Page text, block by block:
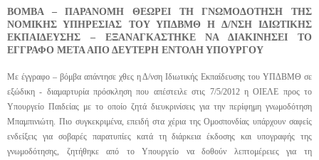
ΒΟΜΒΑ – ΠΑΡΑΝΟΜΗ ΘΕΩΡΕΙ ΤΗ ΓΝΩΜΟΔΟΤΗΣΗ ΤΗΣ
ΝΟΜΙΚΗΣ ΥΠΗΡΕΣΙΑΣ ΤΟΥ ΥΠΔΒΜΘ Η Δ/ΝΣΗ ΙΔΙΩΤΙΚΗΣ
ΕΚΠΑΙΔΕΥΣΗΣ – ΕΞΑΝΑΓΚΑΣΤΗΚΕ ΝΑ ΔΙΑΚΙΝΗΣΕΙ ΤΟ
ΕΓΓΡΑΦΟ ΜΕΤΑ ΑΠΟ ΔΕΥΤΕΡΗ ΕΝΤΟΛΗ ΥΠΟΥΡΓΟΥ
Με έγγραφο – βόμβα απάντησε χθες η Δ/νση Ιδιωτικής Εκπαίδευσης του ΥΠΔΒΜΘ σε
εξώδικη - διαμαρτυρία πρόσκληση που απέστειλε στις 7/5/2012 η ΟΙΕΛΕ προς το
Υπουργείο Παιδείας με το οποίο ζητά διευκρινίσεις για την περίφημη γνωμοδότηση
Μπαμπινιώτη. Πιο συγκεκριμένα, επειδή στα χέρια της Ομοσπονδίας υπάρχουν σαφείς
ενδείξεις για σοβαρές παρατυπίες κατά τη διάρκεια έκδοσης και υπογραφής της
γνωμοδότησης, ζητήθηκε από το Υπουργείο να δοθούν λεπτομέρειες για τη